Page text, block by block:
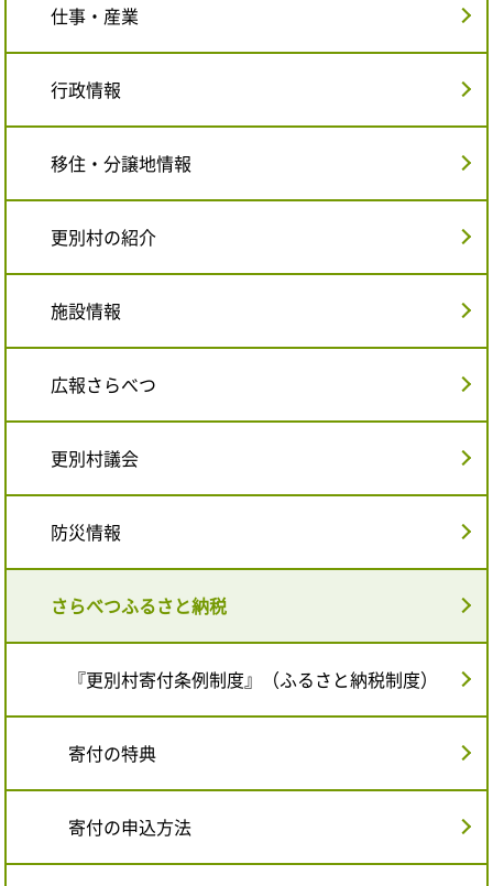
仕事・産業
行政情報
移住・分譲地情報
更別村の紹介
施設情報
広報さらべつ
更別村議会
防災情報
さらべつふるさと納税
『更別村寄付条例制度』（ふるさと納税制度）
寄付の特典
寄付の申込方法